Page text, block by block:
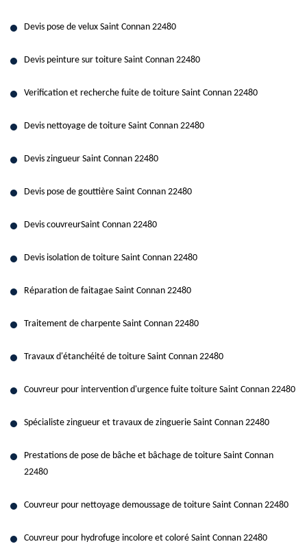
Devis pose de velux Saint Connan 22480
Devis peinture sur toiture Saint Connan 22480
Verification et recherche fuite de toiture Saint Connan 22480
Devis nettoyage de toiture Saint Connan 22480
Devis zingueur Saint Connan 22480
Devis pose de gouttière Saint Connan 22480
Devis couvreurSaint Connan 22480
Devis isolation de toiture Saint Connan 22480
Réparation de faitagae Saint Connan 22480
Traitement de charpente Saint Connan 22480
Travaux d'étanchéité de toiture Saint Connan 22480
Couvreur pour intervention d'urgence fuite toiture Saint Connan 22480
Spécialiste zingueur et travaux de zinguerie Saint Connan 22480
Prestations de pose de bâche et bâchage de toiture Saint Connan
22480
Couvreur pour nettoyage demoussage de toiture Saint Connan 22480
Couvreur pour hydrofuge incolore et coloré Saint Connan 22480